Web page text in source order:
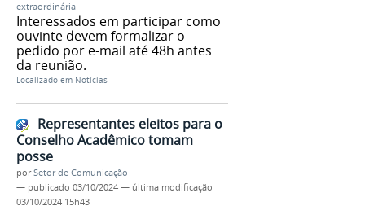
extraordinária
Interessados em participar como
ouvinte devem formalizar o
pedido por e-mail até 48h antes
da reunião.
Localizado em Notícias
Representantes eleitos para o
Conselho Acadêmico tomam
posse
porSetor de Comunicação
— publicado 03/10/2024 — última modificação
03/10/2024 15h43